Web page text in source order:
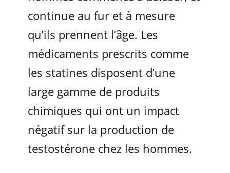
continue au fur et à mesure
qu’ils prennent l’âge. Les
médicaments prescrits comme
les statines disposent d’une
large gamme de produits
chimiques qui ont un impact
négatif sur la production de
testostérone chez les hommes.